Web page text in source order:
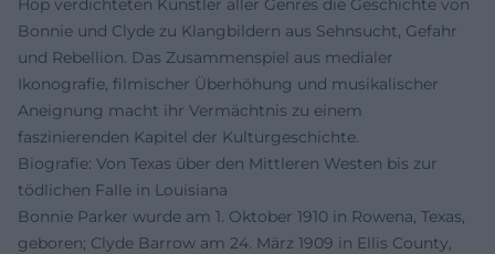
Hop verdichteten Künstler aller Genres die Geschichte von
Bonnie und Clyde zu Klangbildern aus Sehnsucht, Gefahr
und Rebellion. Das Zusammenspiel aus medialer
Ikonografie, filmischer Überhöhung und musikalischer
Aneignung macht ihr Vermächtnis zu einem
faszinierenden Kapitel der Kulturgeschichte.
Biografie: Von Texas über den Mittleren Westen bis zur
tödlichen Falle in Louisiana
Bonnie Parker wurde am 1. Oktober 1910 in Rowena, Texas,
geboren; Clyde Barrow am 24. März 1909 in Ellis County,